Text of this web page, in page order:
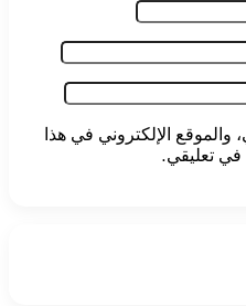
والموقع الإلكتروني في هذا
في تعليقي.